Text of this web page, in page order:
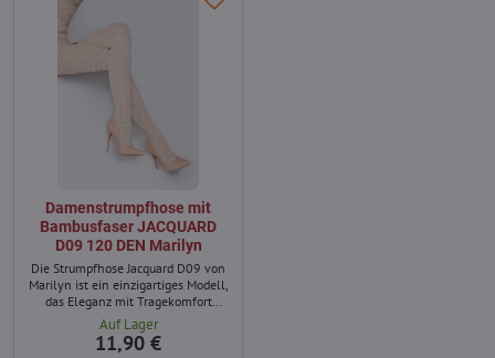
Damenstrumpfhose mit
Bambusfaser JACQUARD
D09 120 DEN Marilyn
Die Strumpfhose Jacquard D09 von
Marilyn ist ein einzigartiges Modell,
das Eleganz mit Tragekomfort
verbindet.
Auf Lager
11,90 €